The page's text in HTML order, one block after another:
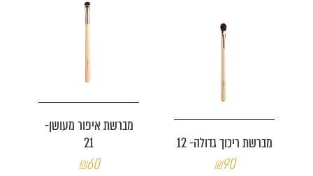
מברשת ריכוך גדולה- 12
₪90
מברשת איפור מעושן-
21
₪60